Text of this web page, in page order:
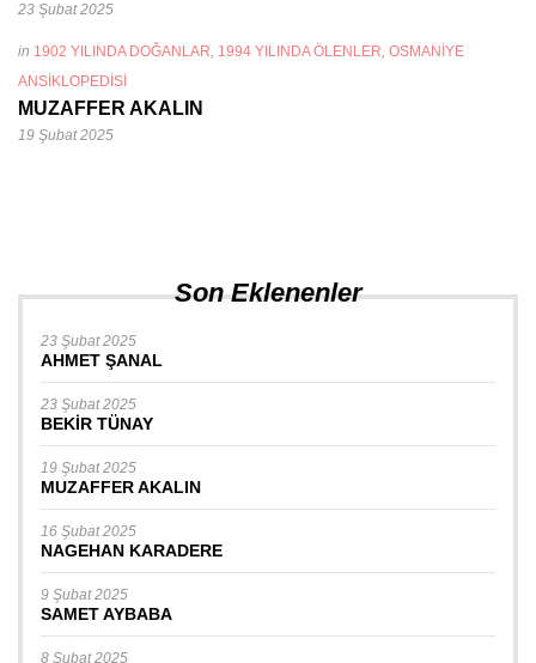
23 Şubat 2025
in 1902 YILINDA DOĞANLAR, 1994 YILINDA ÖLENLER, OSMANIYE
ANSIKLOPEDISI
MUZAFFER AKALIN
19 Şubat 2025
Son Eklenenler
23 Şubat 2025
AHMET ŞANAL
23 Şubat 2025
BEKİR TÜNAY
19 Şubat 2025
MUZAFFER AKALIN
16 Şubat 2025
NAGEHAN KARADERE
9 Şubat 2025
SAMET AYBABA
8 Şubat 2025